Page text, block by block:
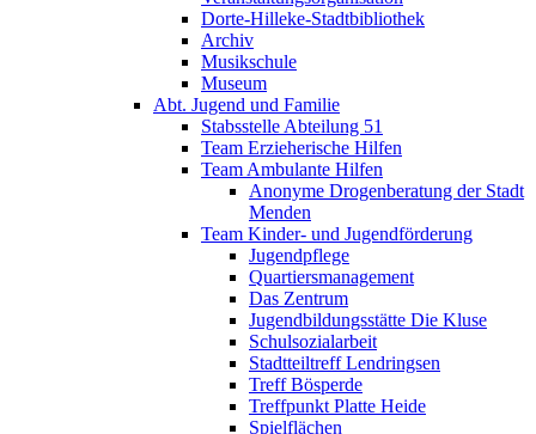
Dorte-Hilleke-Stadtbibliothek
Archiv
Musikschule
Museum
Abt. Jugend und Familie
Stabsstelle Abteilung 51
Team Erzieherische Hilfen
Team Ambulante Hilfen
Anonyme Drogenberatung der Stadt
Menden
Team Kinder- und Jugendförderung
Jugendpflege
Quartiersmanagement
Das Zentrum
Jugendbildungsstätte Die Kluse
Schulsozialarbeit
Stadtteiltreff Lendringsen
Treff Bösperde
Treffpunkt Platte Heide
Spielflächen